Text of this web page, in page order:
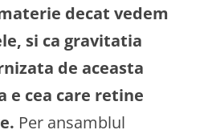
decat vedem
si ca gravitatia
de aceasta
e cea care retine
Per ansamblul